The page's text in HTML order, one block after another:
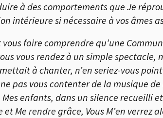
à des comportements que Je
intérieure si nécessaire à vos âmes
vous faire comprendre qu’une
vous rendez à un simple spectacle,
à chanter, n’en seriez-vous
pas vous contenter de la musique de
Mes enfants, dans un silence recueilli
et Me rendre grâce, Vous M’en verrez